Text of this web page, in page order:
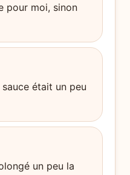
pour moi, sinon
était un peu
un peu la